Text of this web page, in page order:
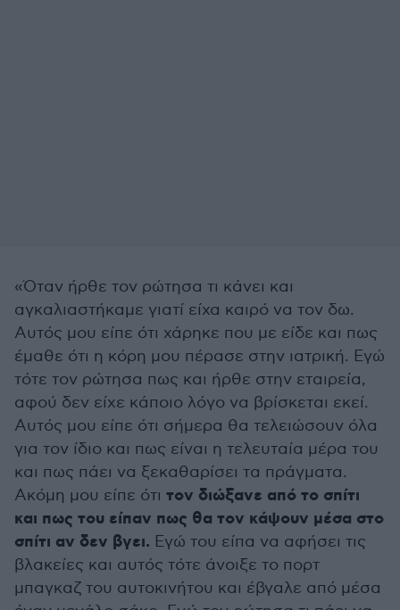
«Όταν ήρθε τον ρώτησα τι κάνει και
αγκαλιαστήκαμε γιατί είχα καιρό να τον δω.
Αυτός μου είπε ότι χάρηκε που με είδε και πως
έμαθε ότι η κόρη μου πέρασε στην ιατρική. Εγώ
τότε τον ρώτησα πως και ήρθε στην εταιρεία,
αφού δεν είχε κάποιο λόγο να βρίσκεται εκεί.
Αυτός μου είπε ότι σήμερα θα τελειώσουν όλα
για τον ίδιο και πως είναι η τελευταία μέρα του
και πως πάει να ξεκαθαρίσει τα πράγματα.
Ακόμη μου είπε ότι τον διώξανε από το σπίτι
και πως του είπαν πως θα τον κάψουν μέσα στο
σπίτι αν δεν βγει. Εγώ του είπα να αφήσει τις
βλακείες και αυτός τότε άνοιξε το πορτ
μπαγκαζ του αυτοκινήτου και έβγαλε από μέσα